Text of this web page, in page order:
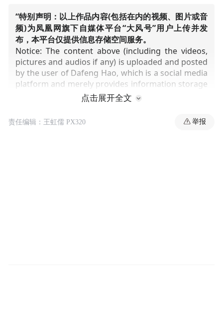
“特别声明：以上作品内容(包括在内的视频、图片或音
频)为凤凰网旗下自媒体平台“大风号”用户上传并发
布，本平台仅提供信息存储空间服务。
Notice: The content above (including the videos,
pictures and audios if any) is uploaded and posted
by the user of Dafeng Hao, which is a social media
platform and merely provides information storage
点击展开全文
责任编辑：王虹儒 PX320 举报